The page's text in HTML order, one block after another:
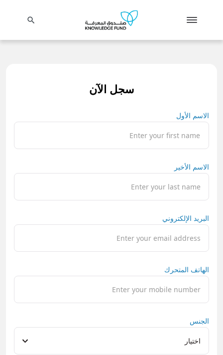
search
سجل الآن
الاسم الأول
الاسم الأخير
البريد الإلكتروني
الهاتف المتحرك
الجنس
اختيار